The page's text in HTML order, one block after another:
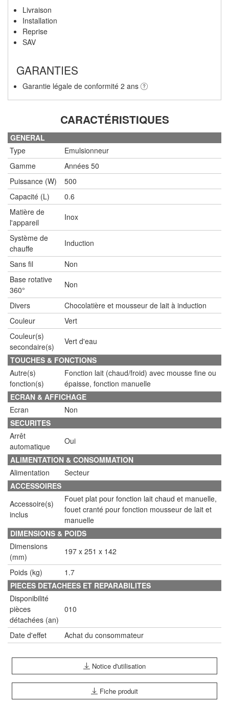
Livraison
Installation
Reprise
SAV
GARANTIES
Garantie légale de conformité 2 ans
CARACTÉRISTIQUES
GENERAL
Type
Emulsionneur
Gamme
Années 50
Puissance (W)
500
Capacité (L)
0.6
Matière de
l'appareil
Inox
Système de
chauffe
Induction
Sans fil
Non
Base rotative
360°
Non
Divers
Chocolatière et mousseur de lait à induction
Couleur
Vert
Couleur(s)
secondaire(s)
Vert d'eau
TOUCHES & FONCTIONS
Autre(s)
fonction(s)
Fonction lait (chaud/froid) avec mousse fine ou
épaisse, fonction manuelle
ECRAN & AFFICHAGE
Ecran
Non
SECURITES
Arrêt
automatique
Oui
ALIMENTATION & CONSOMMATION
Alimentation
Secteur
ACCESSOIRES
Accessoire(s)
inclus
Fouet plat pour fonction lait chaud et manuelle,
fouet cranté pour fonction mousseur de lait et
manuelle
DIMENSIONS & POIDS
Dimensions
(mm)
197 x 251 x 142
Poids (kg)
1.7
PIECES DETACHEES ET REPARABILITES
Disponibilité
pièces
détachées (an)
010
Date d'effet Achat du consommateur
Notice d'utilisation
Fiche produit